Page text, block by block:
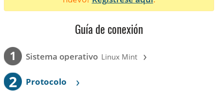
Guía de conexión
1 Sistema operativo Linux Mint ›
2 Protocolo ›